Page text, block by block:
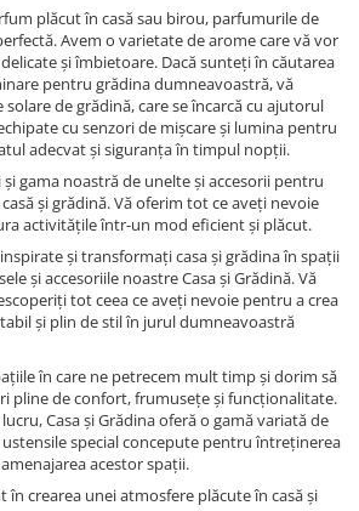
plăcut în casă sau birou, parfumurile de
Avem o varietate de arome care vă vor
și îmbietoare. Dacă sunteți în căutarea
pentru grădina dumneavoastră, vă
de grădină, care se încarcă cu ajutorul
cu senzori de mișcare și lumina pentru
adecvat și siguranța în timpul nopții.
gama noastră de unelte și accesorii pentru
și grădină. Vă oferim tot ce aveți nevoie
activitățile într-un mod eficient și plăcut.
și transformați casa și grădina în spații
și accesoriile noastre Casa și Grădină. Vă
tot ceea ce aveți nevoie pentru a crea
și plin de stil în jurul dumneavoastră
în care ne petrecem mult timp și dorim să
pline de confort, frumusețe și funcționalitate.
Casa și Grădina oferă o gamă variată de
special concepute pentru întreținerea
acestor spații.
în crearea unei atmosfere plăcute în casă și